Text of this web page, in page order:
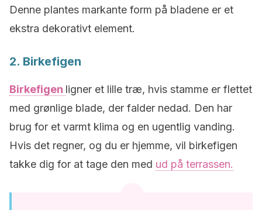
Denne plantes markante form på bladene er et
ekstra dekorativt element.
2. Birkefigen
Birkefigen ligner et lille træ, hvis stamme er flettet
med grønlige blade, der falder nedad. Den har
brug for et varmt klima og en ugentlig vanding.
Hvis det regner, og du er hjemme, vil birkefigen
takke dig for at tage den med ud på terrassen.